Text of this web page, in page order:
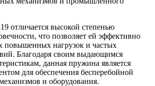
отличается высокой степенью
что позволяет ей эффективно
повышенных нагрузок и частых
Благодаря своим выдающимся
данная пружина является
для обеспечения бесперебойной
и оборудования.